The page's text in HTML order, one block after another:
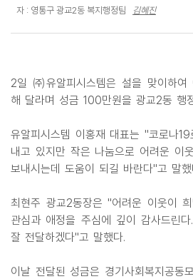
자 : 영통구 광교2동 복지행정팀
김혜진
2일 ㈜유알피시스템은 설을 맞이하여
해 달라며 성금 100만원을 광교2동 행
유알피시스템 이홍재 대표는 "코로나
내고 있지만 작은 나눔으로 어려운 이
보내시는데 도움이 되길 바란다"고 말했
최현주 광교2동장은 "어려운 이웃이
관심과 애정을 주심에 깊이 감사드린
잘 전달하겠다"고 말했다.
이날 전달된 성금은 경기사회복지공동